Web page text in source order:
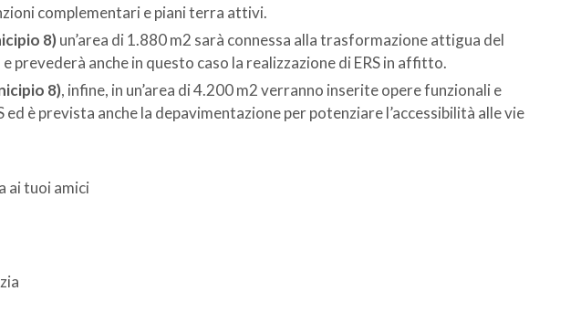
complementari e piani terra attivi.
8)un’area di 1.880 m2 sarà connessa alla trasformazione attigua del
e prevederà anche in questo caso la realizzazione di ERS in affitto.
8), infine, in un’area di 4.200 m2 verranno inserite opere funzionali e
ed è prevista anche la depavimentazione per potenziare l’accessibilità alle vie
ai tuoi amici